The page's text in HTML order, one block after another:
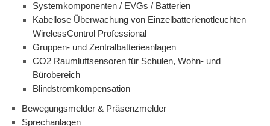
Systemkomponenten / EVGs / Batterien
Kabellose Überwachung von Einzelbatterienotleuchten
WirelessControl Professional
Gruppen- und Zentralbatterieanlagen
CO2 Raumluftsensoren für Schulen, Wohn- und
Bürobereich
Blindstromkompensation
Bewegungsmelder & Präsenzmelder
Sprechanlagen